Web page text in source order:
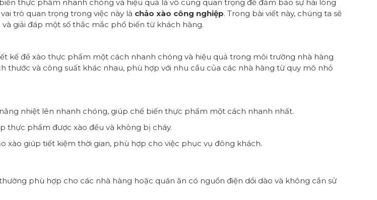
thực phẩm nhanh chóng và hiệu quả là vô cùng quan trọng để đảm bảo sự hài lòng
trò quan trọng trong việc này là chảo xào công nghiệp. Trong bài viết này, chúng ta sẽ
giải đáp một số thắc mắc phổ biến từ khách hàng.
kế để xào thực phẩm một cách nhanh chóng và hiệu quả trong môi trường nhà hàng
thước và công suất khác nhau, phù hợp với nhu cầu của các nhà hàng từ quy mô nhỏ
nhiệt lên nhanh chóng, giúp chế biến thực phẩm một cách nhanh nhất.
thực phẩm được xào đều và không bị cháy.
xào giúp tiết kiệm thời gian, phù hợp cho việc phục vụ đông khách.
phù hợp cho các nhà hàng hoặc quán ăn có nguồn điện dồi dào và không cần sử